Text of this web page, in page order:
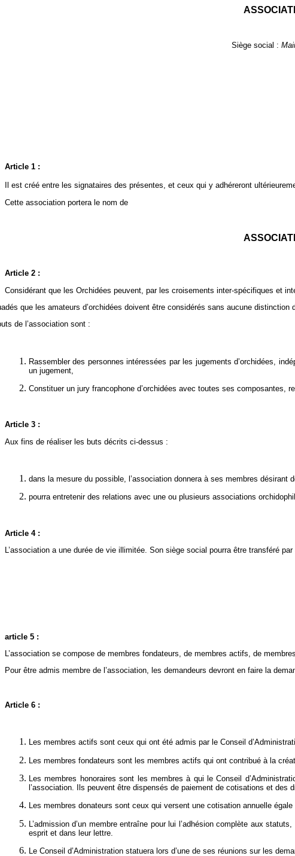
Siège social :
Article 1 :
Il est créé entre les signataires des présentes, et ceux qui y adhéreront
Cette association portera le nom de
Article 2 :
Considérant que les Orchidées peuvent, par les croisements inter-spécifiques et
que les amateurs d’orchidées doivent être considérés sans aucune distinction
de l’association sont :
Rassembler des personnes intéressées par les jugements d’orchidées,
un jugement,
Constituer un jury francophone d’orchidées avec toutes ses composantes,
Article 3 :
Aux fins de réaliser les buts décrits ci-dessus :
dans la mesure du possible, l’association donnera à ses membres désirant
pourra entretenir des relations avec une ou plusieurs associations
Article 4 :
L’association a une durée de vie illimitée. Son siège social pourra être transféré
article 5 :
L’association se compose de membres fondateurs, de membres actifs, de
Pour être admis membre de l’association, les demandeurs devront en faire la
Article 6 :
Les membres actifs sont ceux qui ont été admis par le Conseil
Les membres fondateurs sont les membres actifs qui ont contribué à la
Les membres honoraires sont les membres à qui le Conseil
l’association. Ils peuvent être dispensés de paiement de cotisations et des
Les membres donateurs sont ceux qui versent une cotisation annuelle
L’admission d’un membre entraîne pour lui l’adhésion complète aux
esprit et dans leur lettre.
Le Conseil d’Administration statuera lors d’une de ses réunions sur les